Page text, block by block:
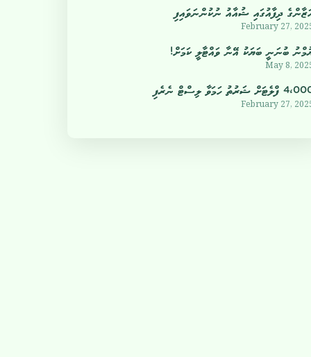
ދިފާއުގައި ޝުއާއު ނުކުންނަވައިފި
February 27,
ބުނަނީ ބަޔަކު އޭނާ ވައްޓާލީ ކަމަށް!
May 8,
ފްލެޓަށް ޝަރުތު ހަމަވާ ލިސްޓް ނެރެފި
February 27,